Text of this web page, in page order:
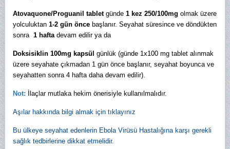
Atovaquone/Proguanil tablet günde 1 kez 250/100mg olmak üzere
yolculuktan 1-2 gün önce başlanır. Seyahat süresince ve döndükten
sonra 1 haftadevam edilir ya da
Doksisiklin 100mg kapsül günlük (günde 1x100 mg tablet alınmak
üzere seyahate çıkmadan 1 gün önce başlanır, seyahat boyunca ve
seyahatten sonra 4 hafta daha devam edilir).
Not: İlaçlar mutlaka hekim önerisiyle kullanılmalıdır.
Aşılar hakkında bilgi almak için tıklayınız
Bu ülkeye seyahat edenlerin Ebola Virüsü Hastalığına karşı gerekli
sağlık tedbirlerine dikkat etmelidir.